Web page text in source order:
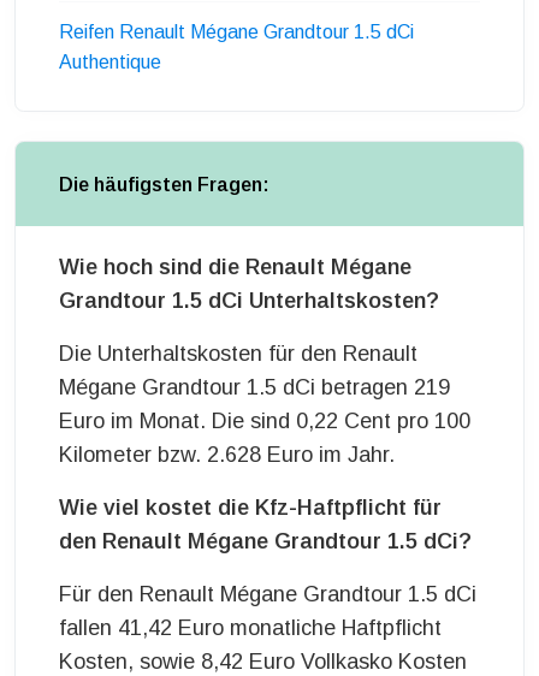
Reifen Renault Mégane Grandtour 1.5 dCi
Authentique
Die häufigsten Fragen:
Wie hoch sind die Renault Mégane
Grandtour 1.5 dCi Unterhaltskosten?
Die Unterhaltskosten für den Renault
Mégane Grandtour 1.5 dCi betragen 219
Euro im Monat. Die sind 0,22 Cent pro 100
Kilometer bzw. 2.628 Euro im Jahr.
Wie viel kostet die Kfz-Haftpflicht für
den Renault Mégane Grandtour 1.5 dCi?
Für den Renault Mégane Grandtour 1.5 dCi
fallen 41,42 Euro monatliche Haftpflicht
Kosten, sowie 8,42 Euro Vollkasko Kosten